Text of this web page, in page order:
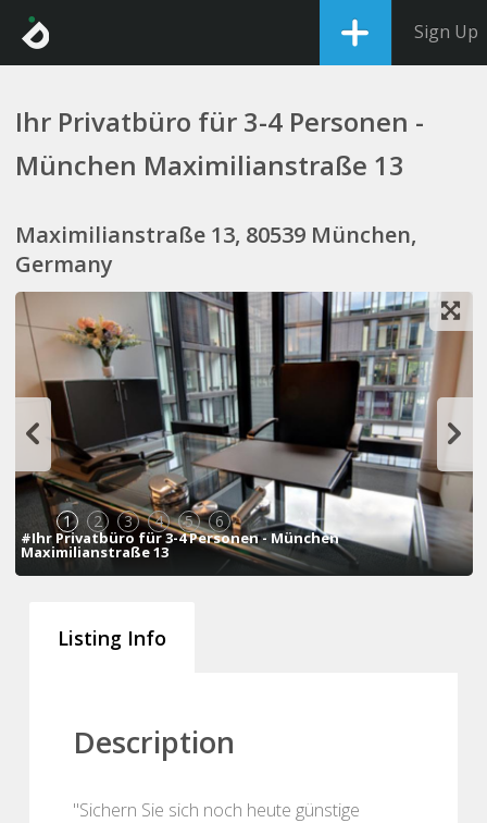
Sign Up
Ihr Privatbüro für 3-4 Personen -
München Maximilianstraße 13
Maximilianstraße 13, 80539 München,
Germany
1 2 3 4 5 6
#Ihr Privatbüro für 3-4 Personen - München
Maximilianstraße 13
Listing Info
Description
"Sichern Sie sich noch heute günstige